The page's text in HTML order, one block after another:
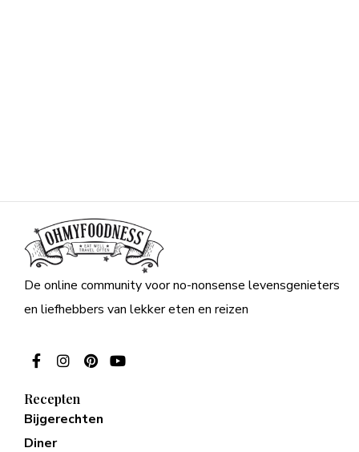
De online community voor no-nonsense levensgenieters
en liefhebbers van lekker eten en reizen
Recepten
Bijgerechten
Diner